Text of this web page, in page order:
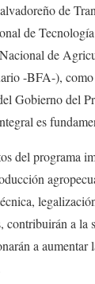
de
de
de
-BFA-),
Gobierno del
es
del programa
contribuirán a la
a aumentar